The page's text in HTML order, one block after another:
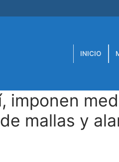
INICIO
imponen
mallas y